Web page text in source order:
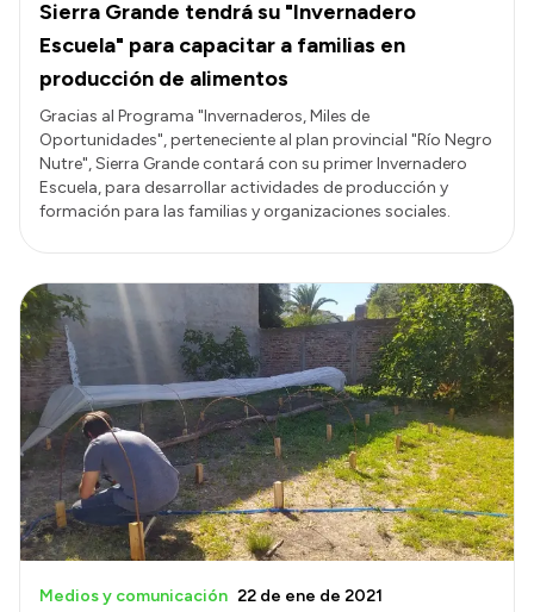
Sierra Grande tendrá su "Invernadero
Escuela" para capacitar a familias en
producción de alimentos
Gracias al Programa "Invernaderos, Miles de
Oportunidades", perteneciente al plan provincial "Río Negro
Nutre", Sierra Grande contará con su primer Invernadero
Escuela, para desarrollar actividades de producción y
formación para las familias y organizaciones sociales.
Medios y comunicación 22 de ene de 2021